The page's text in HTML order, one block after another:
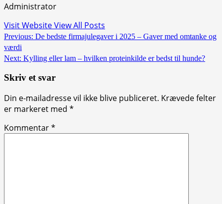
Administrator
Visit WebsiteView All Posts
Post
navigation
Previous: De bedste firmajulegaver i 2025 – Gaver med omtanke og
værdi
Next: Kylling eller lam – hvilken proteinkilde er bedst til hunde?
Skriv et svar
Din e-mailadresse vil ikke blive publiceret. Krævede felter
er markeret med *
Kommentar*